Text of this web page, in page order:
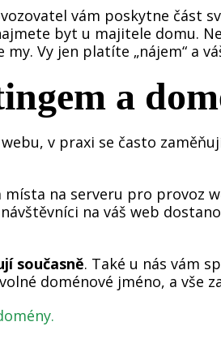
vám poskytne část
byt u majitele domu.
Vy jen platíte „nájem“ a
a
v praxi se často
na serveru pro provoz
na váš web
současně. Také u nás vám
doménové jméno, a vše